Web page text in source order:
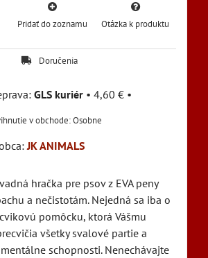
Pridať do zoznamu Otázka k produktu
Doručenia
GLS kuriér • 4,60 € •
Osobne
JK ANIMALS
hračka pre psov z EVA peny
a nečistotám. Nejedná sa iba o
pomôcku, ktorá Vášmu
všetky svalové partie a
schopnosti. Nenechávajte